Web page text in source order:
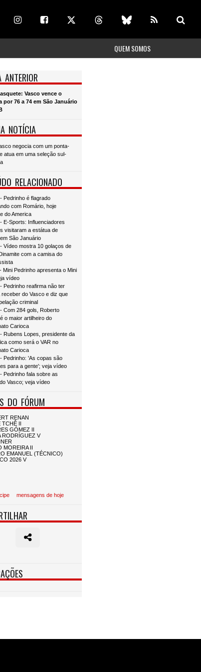
QUEM SOMOS
ANTERIOR
Vasco vence o
por 76 a 74 em São Januário
NOTÍCIA
negocia com um ponta-
atua em uma seleção sul-
RELACIONADO
Pedrinho é flagrado
com Romário, hoje
do America
E-Sports: Influenciadores
visitaram a estátua de
São Januário
Vídeo mostra 10 golaços de
com a camisa do
Mini Pedrinho apresenta o Mini
vídeo
Pedrinho reafirma não ter
do Vasco e diz que
criminal
Com 284 gols, Roberto
o maior artilheiro do
Carioca
Rubens Lopes, presidente da
como será o VAR no
Carioca
Pedrinho: 'As copas são
para a gente'; veja vídeo
Pedrinho fala sobre as
Vasco; veja vídeo
DO FÓRUM
mensagens de hoje